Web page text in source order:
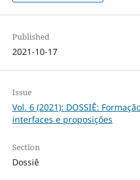
Published
2021-10-17
Issue
Vol. 6 (2021): DOSSIÊ:
interfaces e proposições
Section
Dossiê